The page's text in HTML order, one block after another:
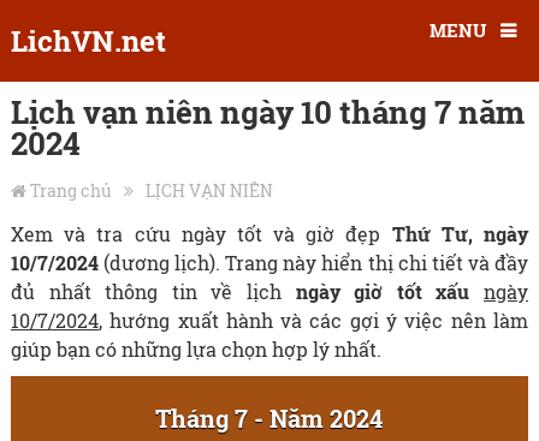
LichVN.net MENU
Lịch vạn niên ngày 10 tháng 7 năm
2024
Trang chủ LỊCH VẠN NIÊN
Xem và tra cứu ngày tốt và giờ đẹp Thứ Tư, ngày
10/7/2024(dương lịch). Trang này hiển thị chi tiết và đầy
đủ nhất thông tin về lịch ngày giờ tốt xấu ngày
10/7/2024, hướng xuất hành và các gợi ý việc nên làm
giúp bạn có những lựa chọn hợp lý nhất.
Tháng 7 - Năm 2024